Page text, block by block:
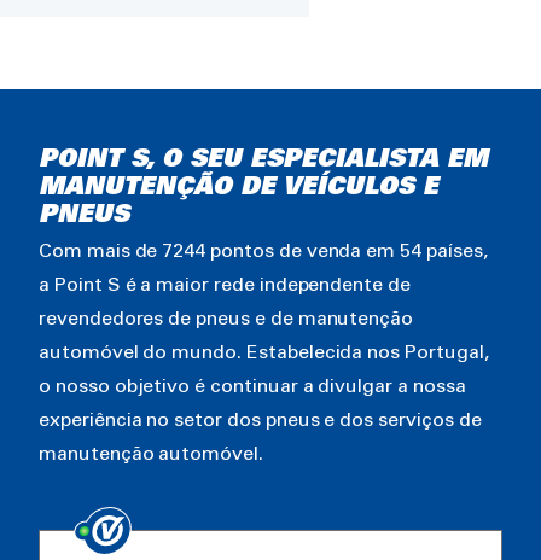
POINT S, O SEU ESPECIALISTA EM
MANUTENÇÃO DE VEÍCULOS E
PNEUS
Com mais de 7244 pontos de venda em 54 países,
a Point S é a maior rede independente de
revendedores de pneus e de manutenção
automóvel do mundo. Estabelecida nos Portugal,
o nosso objetivo é continuar a divulgar a nossa
experiência no setor dos pneus e dos serviços de
manutenção automóvel.